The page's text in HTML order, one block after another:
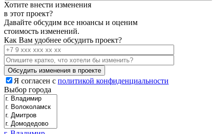
Хотите внести изменения
в этот проект?
Давайте обсудим все нюансы и оценим
стоимость изменений.
Как Вам удобнее обсудить проект?
Я согласен с политикой конфиденциальности
Выбор города